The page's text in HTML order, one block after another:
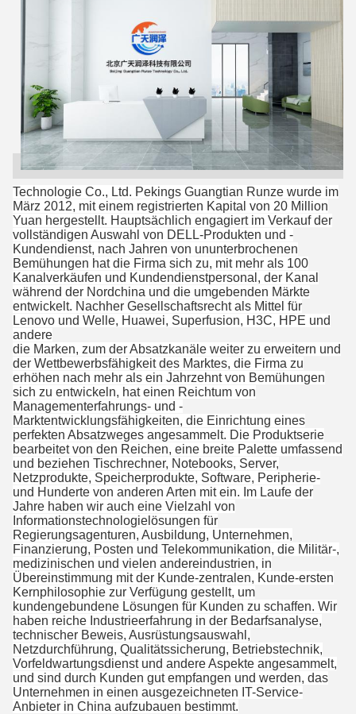
Technologie Co., Ltd. Pekings Guangtian Runze wurde im
März 2012, mit einem registrierten Kapital von 20 Million
Yuan hergestellt. Hauptsächlich engagiert im Verkauf der
vollständigen Auswahl von DELL-Produkten und -
Kundendienst, nach Jahren von ununterbrochenen
Bemühungen hat die Firma sich zu, mit mehr als 100
Kanalverkäufen und Kundendienstpersonal, der Kanal
während der Nordchina und die umgebenden Märkte
entwickelt. Nachher Gesellschaftsrecht als Mittel für
Lenovo und Welle, Huawei, Superfusion, H3C, HPE und
andere
die Marken, zum der Absatzkanäle weiter zu erweitern und
der Wettbewerbsfähigkeit des Marktes, die Firma zu
erhöhen nach mehr als ein Jahrzehnt von Bemühungen
sich zu entwickeln, hat einen Reichtum von
Managementerfahrungs- und -
Marktentwicklungsfähigkeiten, die Einrichtung eines
perfekten Absatzweges angesammelt. Die Produktserie
bearbeitet von den Reichen, eine breite Palette umfassend
und beziehen Tischrechner, Notebooks, Server,
Netzprodukte, Speicherprodukte, Software, Peripherie-
und Hunderte von anderen Arten mit ein. Im Laufe der
Jahre haben wir auch eine Vielzahl von
Informationstechnologielösungen für
Regierungsagenturen, Ausbildung, Unternehmen,
Finanzierung, Posten und Telekommunikation, die Militär-,
medizinischen und vielen andereindustrien, in
Übereinstimmung mit der Kunde-zentralen, Kunde-ersten
Kernphilosophie zur Verfügung gestellt, um
kundengebundene Lösungen für Kunden zu schaffen. Wir
haben reiche Industrieerfahrung in der Bedarfsanalyse,
technischer Beweis, Ausrüstungsauswahl,
Netzdurchführung, Qualitätssicherung, Betriebstechnik,
Vorfeldwartungsdienst und andere Aspekte angesammelt,
und sind durch Kunden gut empfangen und werden, das
Unternehmen in einen ausgezeichneten IT-Service-
Anbieter in China aufzubauen bestimmt.